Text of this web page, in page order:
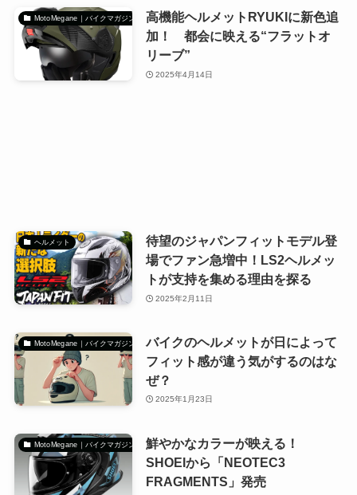
MotoMegane｜バイクマガジン
高機能ヘルメットRYUKIに新色追
加！ 都会に映える“フラットオ
リーブ”
2025年4月14日
ヘルメット
待望のジャパンフィットモデル登
場でファン急増中！LS2ヘルメッ
トが支持を集める理由を探る
2025年2月11日
MotoMegane｜バイクマガジン
バイクのヘルメットが日によって
フィット感が違う気がするのはな
ぜ？
2025年1月23日
MotoMegane｜バイクマガジン
鮮やかなカラーが映える！
SHOEIから「NEOTEC3
FRAGMENTS」発売